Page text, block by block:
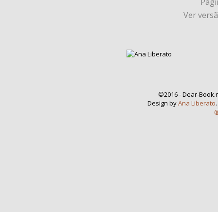
Ver
©2016 - Dear-
Design byAna Liberato